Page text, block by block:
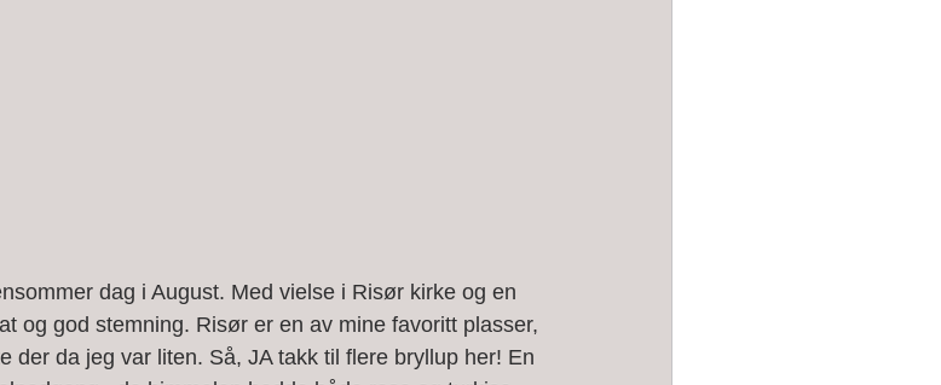
dag i August. Med vielse i Risør kirke og en
og god stemning. Risør er en av mine favoritt plasser,
der da jeg var liten. Så, JA takk til flere bryllup her! En